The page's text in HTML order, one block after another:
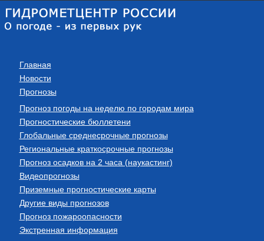
Главная
Новости
Прогнозы
Прогноз погоды на неделю по городам мира
Прогностические бюллетени
Глобальные среднесрочные прогнозы
Региональные краткосрочные прогнозы
Прогноз осадков на 2 часа (наукастинг)
Видеопрогнозы
Приземные прогностические карты
Другие виды прогнозов
Прогноз пожароопасности
Экстренная информация